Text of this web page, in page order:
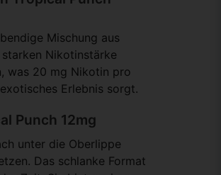
Mischung aus
Nikotinstärke
was 20 mg Nikotin pro
Erlebnis sorgt.
Punch 12mg
unter die Oberlippe
Das schlanke Format